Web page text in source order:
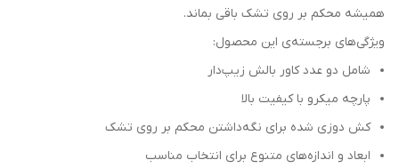
همیشه محکم بر روی تشک باقی بماند.
ویژگی‌های برجسته‌ی این محصول:
شامل دو عدد کاور بالش زیپ‌دار
پارچه میکرو با کیفیت بالا
کش دوزی شده برای نگه‌داشتن محکم بر روی تشک
ابعاد و اندازه‌های متنوع برای انتخاب مناسب